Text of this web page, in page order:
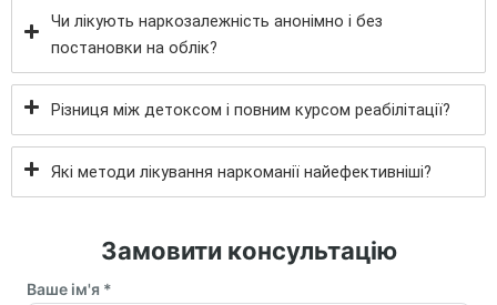
Чи лікують наркозалежність анонімно і без
постановки на облік?
Різниця між детоксом і повним курсом реабілітації?
Які методи лікування наркоманії найефективніші?
Замовити консультацію
Ваше ім'я *